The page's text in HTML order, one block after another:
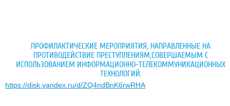
ПРОФИЛАКТИЧЕСКИЕ МЕРОПРИЯТИЯ, НАПРАВЛЕННЫЕ НА
ПРОТИВОДЕЙСТВИЕ ПРЕСТУПЛЕНИЯМ,СОВЕРШАЕМЫМ С
ИСПОЛЬЗОВАНИЕМ ИНФОРМАЦИОННО-ТЕЛЕКОММУНИКАЦИОННЫХ
ТЕХНОЛОГИЙ.
https://disk.yandex.ru/d/ZQ4ndBnK6rwRHA